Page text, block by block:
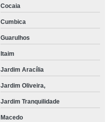
Cocaia
Cumbica
Guarulhos
Itaim
Jardim Aracília
Jardim Oliveira,
Jardim Tranquilidade
Macedo